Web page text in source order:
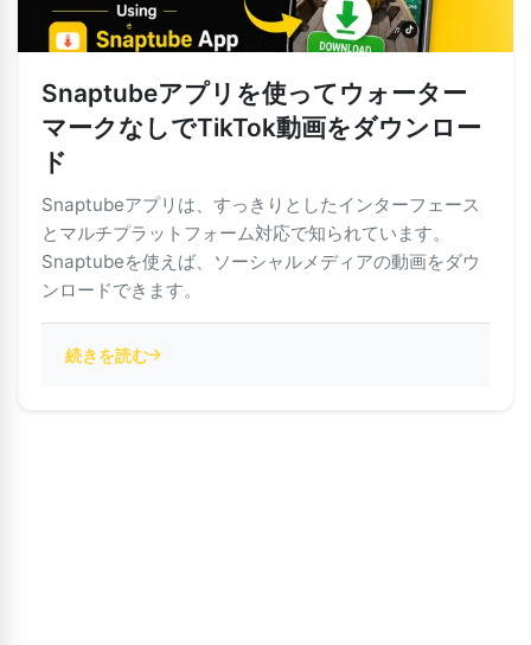
Snaptubeアプリを使ってウォーター
マークなしでTikTok動画をダウンロー
ド
Snaptubeアプリは、すっきりとしたインターフェース
とマルチプラットフォーム対応で知られています。
Snaptubeを使えば、ソーシャルメディアの動画をダウ
ンロードできます。
続きを読む